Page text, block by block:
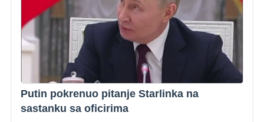
Putin pokrenuo pitanje Starlinka na
sastanku sa oficirima